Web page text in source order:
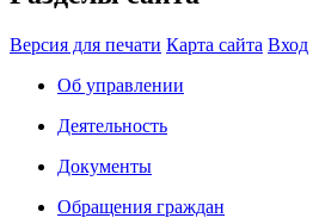
Версия для печати Карта сайта Вход
Об управлении
Деятельность
Документы
Обращения граждан